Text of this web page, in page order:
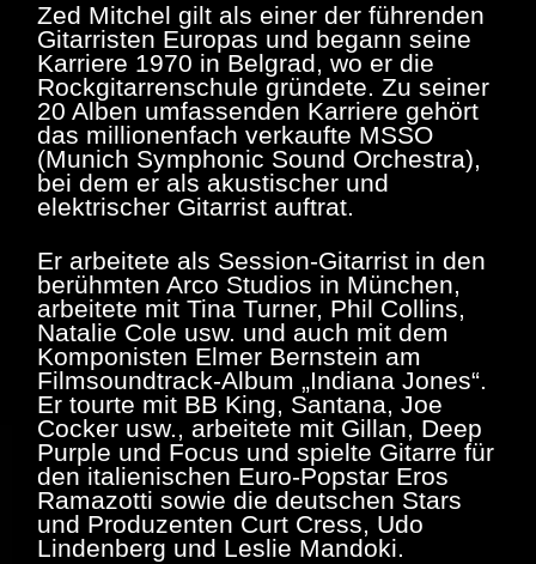
Zed Mitchel gilt als einer der führenden
Gitarristen Europas und begann seine
Karriere 1970 in Belgrad, wo er die
Rockgitarrenschule gründete. Zu seiner
20 Alben umfassenden Karriere gehört
das millionenfach verkaufte MSSO
(Munich Symphonic Sound Orchestra),
bei dem er als akustischer und
elektrischer Gitarrist auftrat.
Er arbeitete als Session-Gitarrist in den
berühmten Arco Studios in München,
arbeitete mit Tina Turner, Phil Collins,
Natalie Cole usw. und auch mit dem
Komponisten Elmer Bernstein am
Filmsoundtrack-Album „Indiana Jones“.
Er tourte mit BB King, Santana, Joe
Cocker usw., arbeitete mit Gillan, Deep
Purple und Focus und spielte Gitarre für
den italienischen Euro-Popstar Eros
Ramazotti sowie die deutschen Stars
und Produzenten Curt Cress, Udo
Lindenberg und Leslie Mandoki.